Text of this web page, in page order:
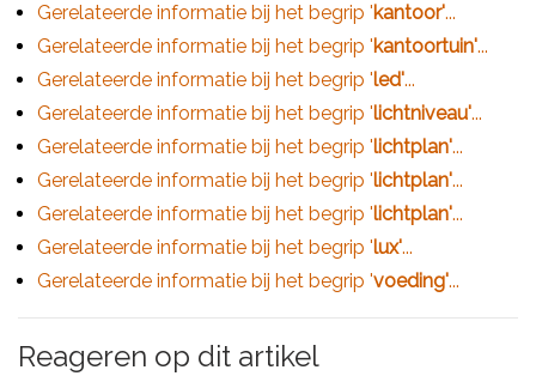
Gerelateerde informatie bij het begrip 'kantoor'...
Gerelateerde informatie bij het begrip 'kantoortuin'...
Gerelateerde informatie bij het begrip 'led'...
Gerelateerde informatie bij het begrip 'lichtniveau'...
Gerelateerde informatie bij het begrip 'lichtplan'...
Gerelateerde informatie bij het begrip 'lichtplan'...
Gerelateerde informatie bij het begrip 'lichtplan'...
Gerelateerde informatie bij het begrip 'lux'...
Gerelateerde informatie bij het begrip 'voeding'...
Reageren op dit artikel